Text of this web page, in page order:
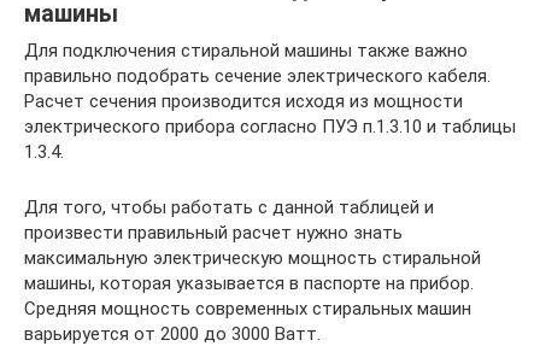
машины
Для подключения стиральной машины также важно
правильно подобрать сечение электрического кабеля.
Расчет сечения производится исходя из мощности
электрического прибора согласно ПУЭ п.1.3.10 и таблицы
1.3.4.
Для того, чтобы работать с данной таблицей и
произвести правильный расчет нужно знать
максимальную электрическую мощность стиральной
машины, которая указывается в паспорте на прибор.
Средняя мощность современных стиральных машин
варьируется от 2000 до 3000 Ватт.